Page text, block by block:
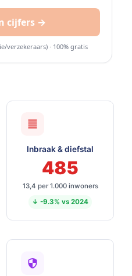
Inbraak & diefstal
485
13,4 per 1.000 inwoners
↓ -9.3% vs 2024